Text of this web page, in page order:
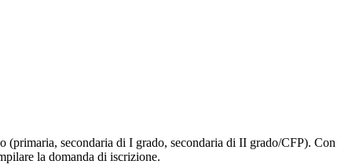
secondaria di I grado, secondaria di II grado/CFP). Con
la domanda di iscrizione.